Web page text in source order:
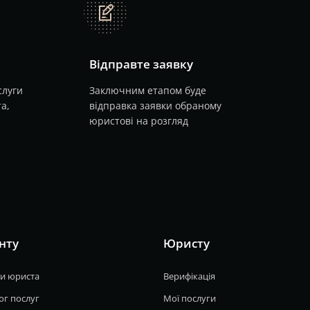
note
Відправте заявку
Заключним етапом буде
відправка заявки обраному
юристові на розгляд
юриста
послуг
Юристу
Верифікація
Мої послуги